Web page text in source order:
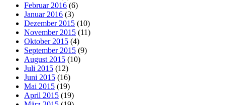
Februar 2016 (6)
Januar 2016 (3)
Dezember 2015 (10)
November 2015 (11)
Oktober 2015 (4)
September 2015 (9)
August 2015 (10)
Juli 2015 (12)
Juni 2015 (16)
Mai 2015 (19)
April 2015 (19)